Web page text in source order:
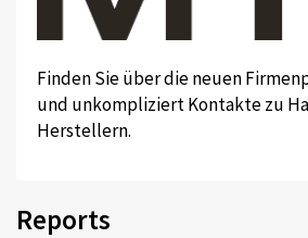
Finden Sie über die neuen
und unkompliziert Kontakte zu
Herstellern.
Reports